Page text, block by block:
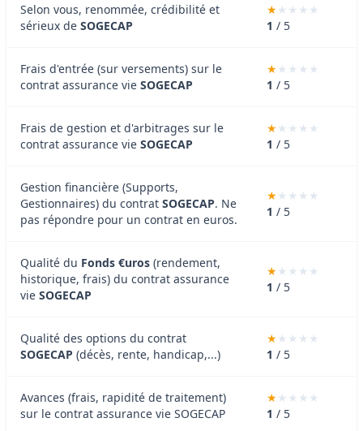
Selon vous, renommée, crédibilité et
sérieux de SOGECAP 1 / 5
Frais d'entrée (sur versements) sur le
contrat assurance vie SOGECAP 1 / 5
Frais de gestion et d'arbitrages sur le
contrat assurance vie SOGECAP 1 / 5
Gestion financière (Supports,
Gestionnaires) du contrat SOGECAP. Ne
pas répondre pour un contrat en euros.
1 / 5
Qualité du Fonds €uros (rendement,
historique, frais) du contrat assurance
vie SOGECAP
1 / 5
Qualité des options du contrat
SOGECAP (décès, rente, handicap,...) 1 / 5
Avances (frais, rapidité de traitement)
sur le contrat assurance vie SOGECAP
1 / 5